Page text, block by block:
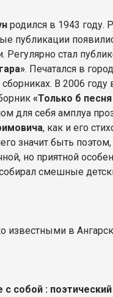
родился в 1943 году.
публикации
Регулярно стал
. Печатался в
В 2006
«Только б
для себя амплуа
, как и его
значит быть
но приятной
смешные
известными в
с собой :